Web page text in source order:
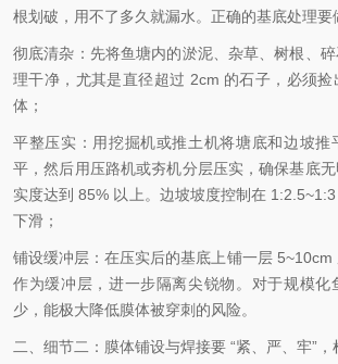
根划破，用不了多久就漏水。正确的基底处理要
彻底清杂：先将鱼塘内的淤泥、杂草、树根、
理干净，尤其是直径超过 2cm 的石子，必须
体；
平整压实：用挖掘机或推土机将塘底和边坡推
平，然后用压路机或夯机分层压实，确保基底
实度达到 85% 以上。边坡坡度控制在
下滑；
铺设缓冲层：在压实后的基底上铺一层 5~10cm
作为缓冲层，进一步隔离尖锐物。对于规模化
少，能极大降低膜体被穿刺的风险。
二、细节二：膜体铺设与焊接要 “紧、严、牢”